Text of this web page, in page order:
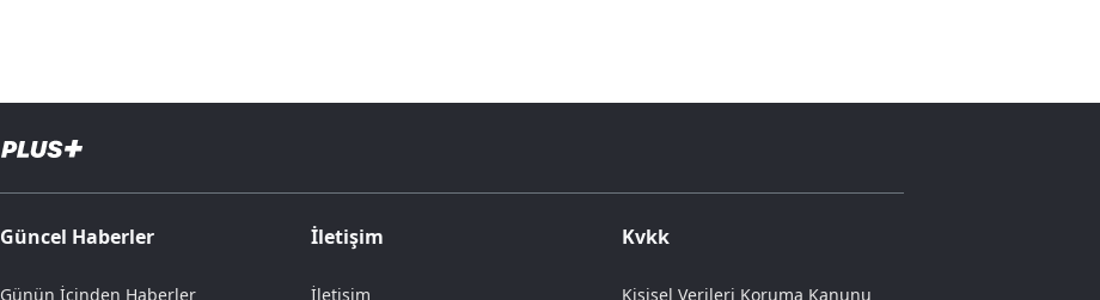
Güncel Haberler
Günün İçinden Haberler
İletişim
İletişim
Kvkk
Kişisel Verileri Koruma Kanunu